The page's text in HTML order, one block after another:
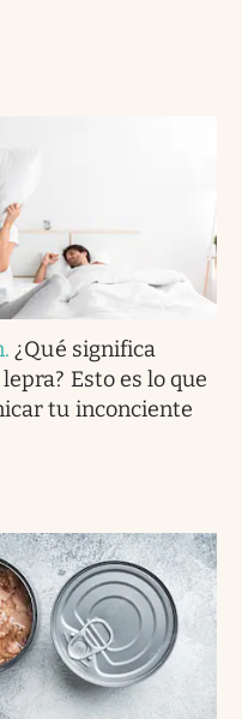
. ¿Qué significa
Esto es lo que
tu inconciente